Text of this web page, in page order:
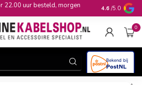
22.00 uur besteld, morgen 10+jaar
4.6 /5.0
0